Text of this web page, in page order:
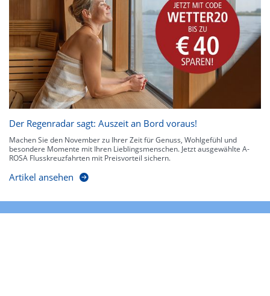
Der Regenradar sagt: Auszeit an Bord voraus!
Machen Sie den November zu Ihrer Zeit für Genuss, Wohlgefühl und
besondere Momente mit Ihren Lieblingsmenschen. Jetzt ausgewählte A-
ROSA Flusskreuzfahrten mit Preisvorteil sichern.
Artikel ansehen